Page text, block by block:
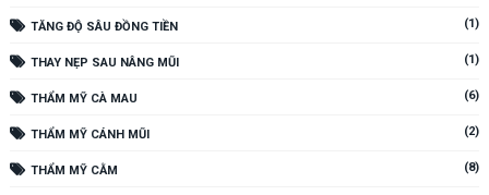
TĂNG ĐỘ SÂU ĐỒNG TIỀN (1)
THAY NẸP SAU NÂNG MŨI (1)
THẨM MỸ CÀ MAU (6)
THẨM MỸ CÁNH MŨI (2)
THẨM MỸ CẰM (8)